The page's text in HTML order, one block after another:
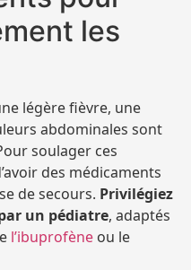
les
légère fièvre, une
abdominales sont
soulager ces
des médicaments
de secours. Privilégiez
un pédiatre, adaptés
l’ibuprofène ou le